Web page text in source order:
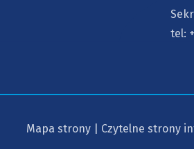
tel:
Mapa strony| Czytelne strony